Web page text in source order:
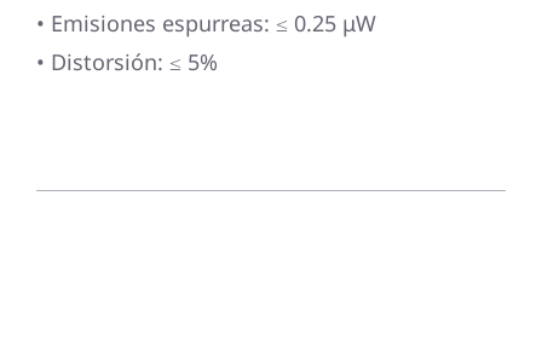
• Emisiones espurreas: ≤ 0.25 μW
• Distorsión: ≤ 5%